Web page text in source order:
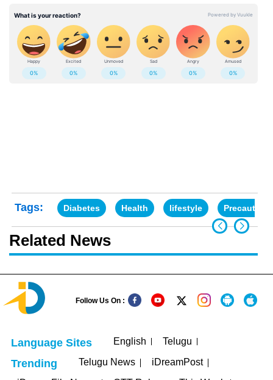
Tags: Diabetes Health lifestyle Precautions
Related News
Follow Us On :
Language Sites English Telugu
Trending Telugu News
iDreamPost